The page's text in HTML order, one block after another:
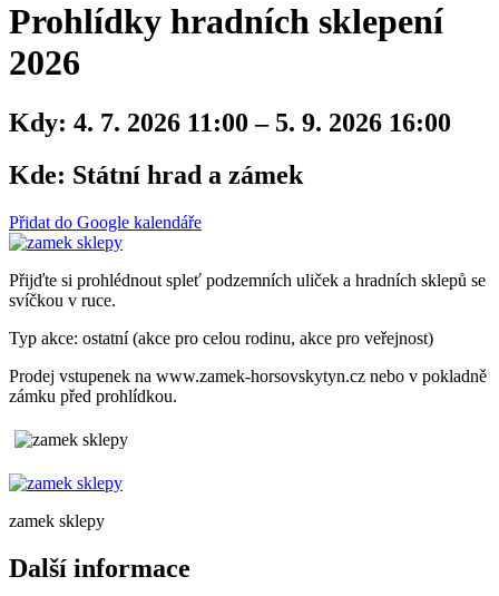
Prohlídky hradních sklepení
2026
Kdy: 4. 7. 2026 11:00 – 5. 9. 2026 16:00
Kde: Státní hrad a zámek
Přidat do Google kalendáře
Přijďte si prohlédnout spleť podzemních uliček a hradních sklepů se
svíčkou v ruce.
Typ akce: ostatní (akce pro celou rodinu, akce pro veřejnost)
Prodej vstupenek na www.zamek-horsovskytyn.cz nebo v pokladně
zámku před prohlídkou.
zamek sklepy
Další informace